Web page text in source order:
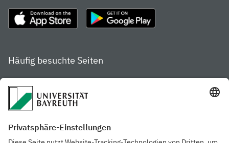
Häufig besuchte Seiten
Studienportal
Gamechanger Campus
Aktuelle
Pressemitteilungen
Studiengangsfinder
Services & Beratung für